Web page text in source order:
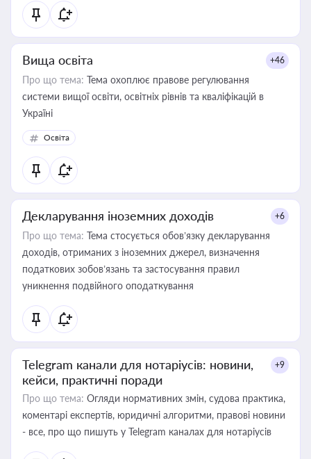
Вища освіта +46
Про що тема: Тема охоплює правове регулювання
системи вищої освіти, освітніх рівнів та кваліфікацій в
Україні
Освіта
Декларування іноземних доходів +6
Про що тема: Тема стосується обов’язку декларування
доходів, отриманих з іноземних джерел, визначення
податкових зобов’язань та застосування правил
уникнення подвійного оподаткування
Telegram канали для нотаріусів: новини,
кейси, практичні поради
+9
Про що тема: Огляди нормативних змін, судова практика,
коментарі експертів, юридичні алгоритми, правові новини
- все, про що пишуть у Telegram каналах для нотаріусів